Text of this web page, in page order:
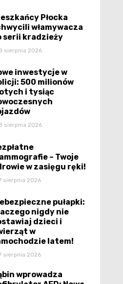
Płocka
włamywacza
serii kradzieży
sierpnia 2026
inwestycje w
500 milionów
i tysiąc
sierpnia 2026
– Twoje
w zasięgu ręki!
sierpnia 2026
pułapki:
nigdy nie
dzieci i
w
latem!
sierpnia 2026
wprowadza